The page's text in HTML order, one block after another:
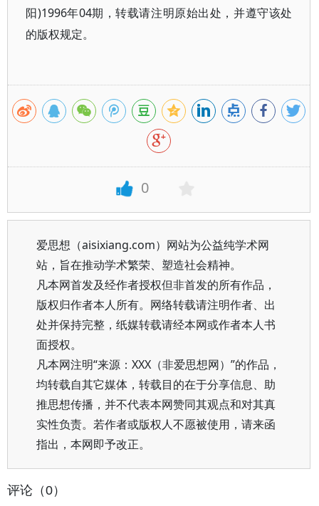
阳)1996年04期，转载请注明原始出处，并遵守该处
的版权规定。
0
爱思想（aisixiang.com）网站为公益纯学术网
站，旨在推动学术繁荣、塑造社会精神。
凡本网首发及经作者授权但非首发的所有作品，
版权归作者本人所有。网络转载请注明作者、出
处并保持完整，纸媒转载请经本网或作者本人书
面授权。
凡本网注明“来源：XXX（非爱思想网）”的作品，
均转载自其它媒体，转载目的在于分享信息、助
推思想传播，并不代表本网赞同其观点和对其真
实性负责。若作者或版权人不愿被使用，请来函
指出，本网即予改正。
评论（0）